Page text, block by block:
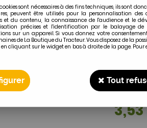
pompe relevage 897493 MF
3,53
sont nécessaires à des fins techniques, ils sont
peuvent être utilisés pour la personnalisation
et du contenu, la connaissance de l'audience et le
précises et l'identification par le balayage de
sur un appareil. Si vous donnez votre
de La Boutique du Tracteur. Vous disposez de la
cliquant sur le widget en bas à droite de la page. Pour
Tout